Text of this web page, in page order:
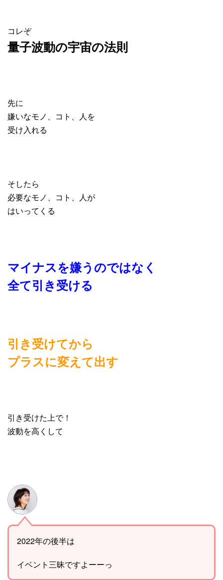
コレぞ
量子波動の宇宙の法則
先に
嫌いなモノ、コト、人を
受け入れる
そしたら
必要なモノ、コト、人が
はいってくる
マイナスを嫌うのではなく
全て引き受ける
引き受けてから
プラスに変えて出す
引き受けた上で！
波動を高くして
2022年の後半は
イベント三昧ですよーーっ